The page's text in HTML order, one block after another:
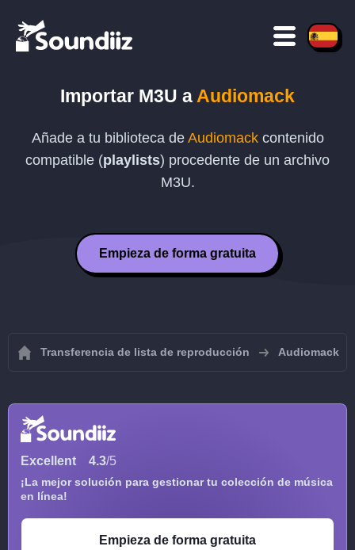
Importar M3U a Audiomack
Añade a tu biblioteca de Audiomackcontenido
compatible (playlists) procedente de un archivo
M3U.
Empieza de forma gratuita
Transferencia de lista de reproducción Audiomack
Excellent 4.3/5
¡La mejor solución para gestionar tu colección de música
en línea!
Empieza de forma gratuita